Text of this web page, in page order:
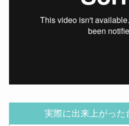
実際に出来上がった